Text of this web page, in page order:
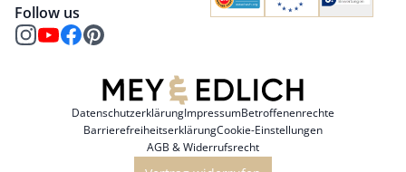
Follow us
DatenschutzerklärungImpressumBetroffenenrechte
BarrierefreiheitserklärungCookie-Einstellungen
AGB & Widerrufsrecht